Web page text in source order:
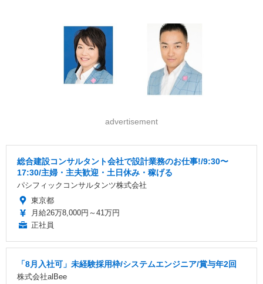
advertisement
総合建設コンサルタント会社で設計業務のお仕事!/9:30〜
17:30/主婦・主夫歓迎・土日休み・稼げる
パシフィックコンサルタンツ株式会社
東京都
月給26万8,000円～41万円
正社員
「8月入社可」未経験採用枠/システムエンジニア/賞与年2回
株式会社alBee